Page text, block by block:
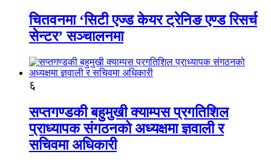
चितवनमा ‘सिटी एज्ड केयर ट्रेनिङ एण्ड रिसर्च
सेन्टर’ सञ्चालनमा
६
सप्तगण्डकी बहुमुखी क्याम्पस प्रगतिशिल
प्राध्यापक संगठनको अध्यक्षमा ज्ञवाली र
सचिवमा अधिकारी